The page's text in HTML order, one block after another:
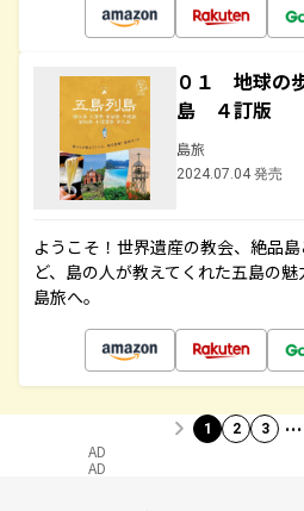
０１ 地球の
島 ４訂版
島旅
2024.07.04 発売
ようこそ！世界遺産の教会、絶品
ど、島の人が教えてくれた五島の魅
島旅へ。
1 2 3 …
AD
AD